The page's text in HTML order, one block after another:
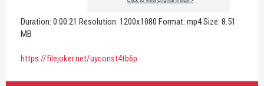
Duration: 0:00:21 Resolution: 1200x1080 Format: mp4 Size: 8.51
MB
https://filejoker.net/uyconst4tb6p